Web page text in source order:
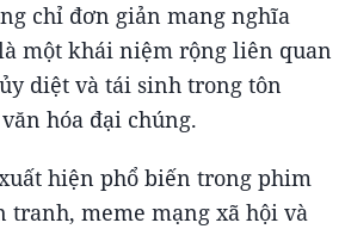
chỉ đơn giản mang nghĩa
một khái niệm rộng liên quan
diệt và tái sinh trong tôn
hóa đại chúng.
hiện phổ biến trong phim
tranh, meme mạng xã hội và